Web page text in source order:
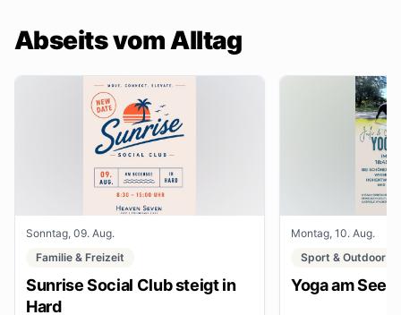
Abseits vom Alltag
Sonntag, 09. Aug.
Familie & Freizeit
Sunrise Social Club steigt in
Hard
Montag, 10. Aug.
Sport & Outdoor
Yoga am See